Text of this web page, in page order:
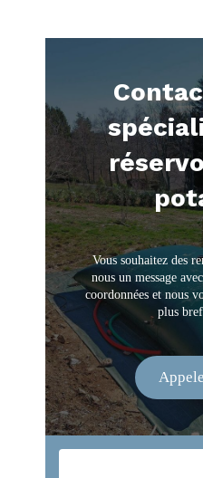
Vous souhaitez des
nous un message
coordonnées et nous
plus